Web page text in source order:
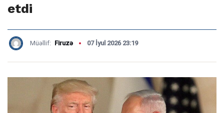
etdi
Müəllif: Firuzə 07 İyul 2026 23:19